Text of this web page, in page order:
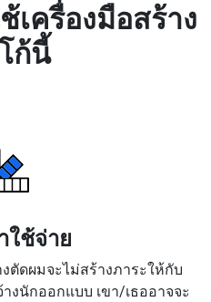
เครื่องมือสร้าง
ก้นี้
ใช้จ่าย
ตัดผมจะไม่สร้างภาระให้กับ
นักออกแบบ เขา/เธออาจจะ